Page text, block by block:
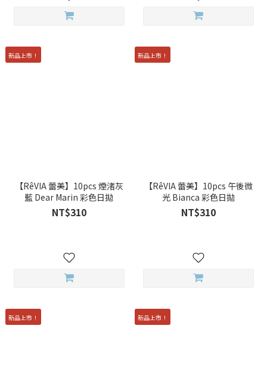
新品上市！
【RêVIA 蕾美】10pcs 煙渚灰
藍 Dear Marin 彩色日拋
NT$310
新品上市！
【RêVIA 蕾美】10pcs 午後微
光 Bianca 彩色日拋
NT$310
新品上市！ 新品上市！